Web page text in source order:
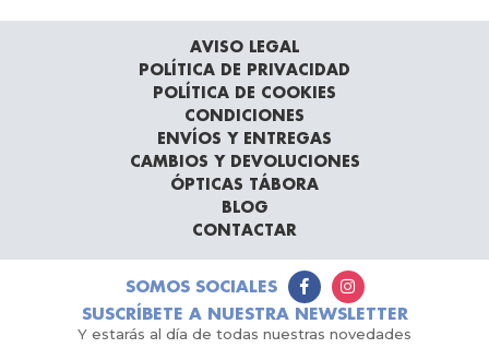
AVISO LEGAL
POLÍTICA DE PRIVACIDAD
POLÍTICA DE COOKIES
CONDICIONES
ENVÍOS Y ENTREGAS
CAMBIOS Y DEVOLUCIONES
ÓPTICAS TÁBORA
BLOG
CONTACTAR
SOMOS SOCIALES
SUSCRÍBETE A NUESTRA NEWSLETTER
Y estarás al día de todas nuestras novedades